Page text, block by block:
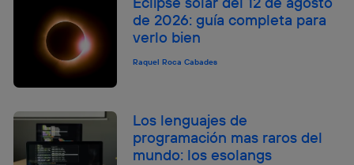
de 2026: guía completa para
verlo bien
Raquel Roca Cabades
Los lenguajes de
programación mas raros del
mundo: los esolangs